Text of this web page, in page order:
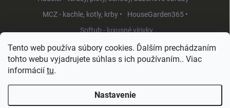
Tento web používa súbory cookies. Ďalším prechádzaním
tohto webu vyjadrujete súhlas s ich používaním.. Viac
informácií tu.
Nastavenie
MCZ - kachle, kotly, krby •
HouseGarden365 •
Softub - luxusné vírivky